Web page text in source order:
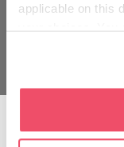
applicable on this
If you allow, we